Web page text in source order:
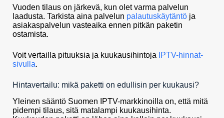
Vuoden tilaus on järkevä, kun olet varma palvelun
laadusta. Tarkista aina palvelun palautuskäytäntö ja
asiakaspalvelun vasteaika ennen pitkän paketin
ostamista.
Voit vertailla pituuksia ja kuukausihintoja
IPTV-hinnat-
sivulla.
Hintavertailu: mikä paketti on edullisin per kuukausi?
Yleinen sääntö Suomen IPTV-markkinoilla on, että mitä
pidempi tilaus, sitä matalampi kuukausihinta.